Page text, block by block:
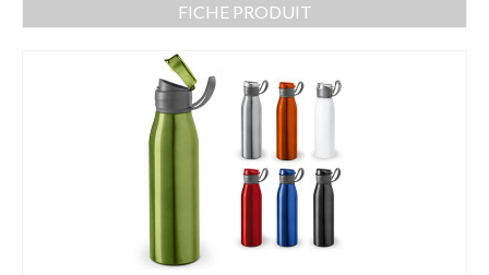
FICHE PRODUIT